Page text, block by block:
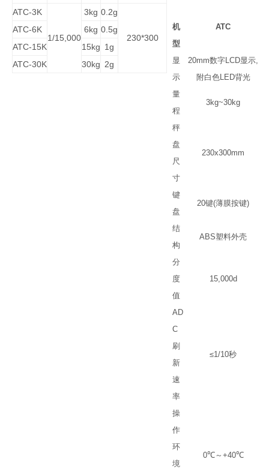
ATC-3K
1/15,000
3kg 0.2g
230*300
ATC-6K 6kg 0.5g
ATC-15K
15kg 1g
ATC-30K
30kg 2g
机
型
ATC
显
示
20mm数字LCD显示,
附白色LED背光
量
程
3kg~30kg
秤
盘
尺
寸
230x300mm
键
盘
20键(薄膜按键)
结
构
ABS塑料外壳
分
度
值
15,000d
AD
C
刷
新
速
率
≤1/10秒
操
作
环
境
0℃～ +40℃